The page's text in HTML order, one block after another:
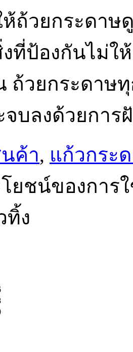
ถ้วยกระดาษ
ที่ป้องกันไม่ใ
ถ้วยกระดาษ
จบลงด้วยก
ค้า, แก้วกระ
โยชน์ของการ
ทิ้ง